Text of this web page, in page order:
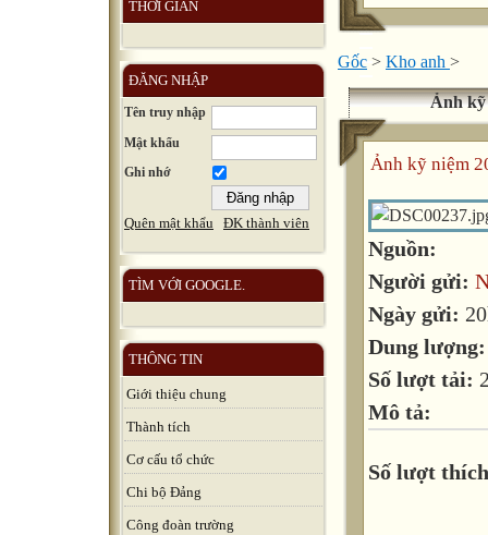
THỜI GIAN
ĐĂNG NHẬP
Tên truy nhập
Mật khẩu
Ghi nhớ
Quên mật khẩu ĐK thành viên
TÌM VỚI GOOGLE.
THÔNG TIN
Giới thiệu chung
Thành tích
Cơ cấu tổ chức
Chi bộ Đảng
Công đoàn trường
Gốc > Kho anh >
Ảnh kỹ
Ảnh kỹ niệm
Nguồn:
Người gửi:
Ngày gửi:
Dung
Số lượt tải:
Mô tả:
Số lượt